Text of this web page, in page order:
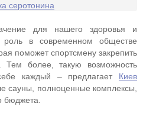
серотонина
для нашего здоровья и
роль в современном обществе
поможет спортсмену закрепить
более, такую возможность
каждый – предлагает Киев
сауны, полноценные комплексы,
бюджета.